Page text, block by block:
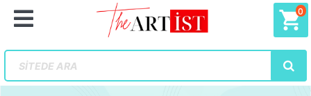
shopping_cart
0